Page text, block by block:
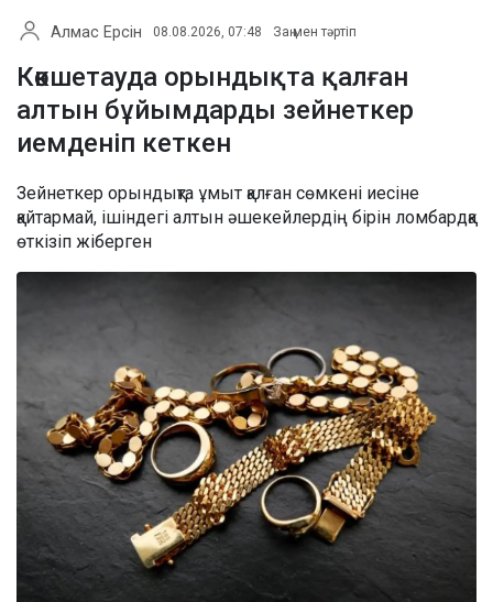
Алмас Ерсін 08.08.2026, 07:48 Заң мен тәртіп
Көкшетауда орындықта қалған
алтын бұйымдарды зейнеткер
иемденіп кеткен
Зейнеткер орындықта ұмыт қалған сөмкені иесіне
қайтармай, ішіндегі алтын әшекейлердің бірін ломбардқа
өткізіп жіберген